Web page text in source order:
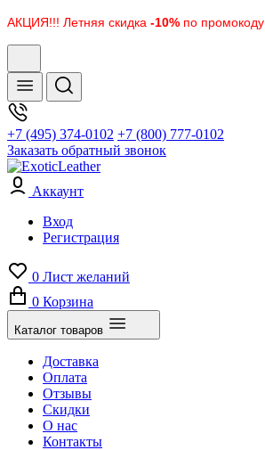
АКЦИЯ!!! Летняя скидка -10% по промокоду
+7 (495) 374-0102 +7 (800) 777-0102
Заказать обратный звонок
Аккаунт
Вход
Регистрация
0 Лист желаний
0 Корзина
Каталог товаров
Доставка
Оплата
Отзывы
Скидки
О нас
Контакты